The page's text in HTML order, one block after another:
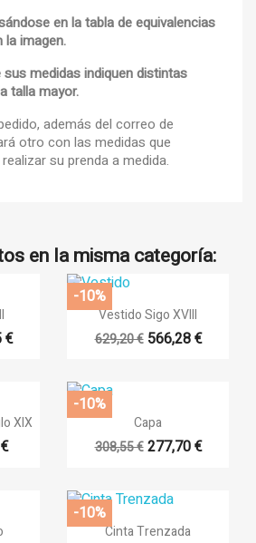
en la tabla de equivalencias
la imagen.
sus medidas indiquen distintas
talla mayor.
además del correo de
otro con las medidas que
su prenda a medida.
en la misma categoría:
€
 Vista rápida
Vestido Sigo XVIII
629,20 € 566,28 €
-10%
XIX
 Vista rápida
Capa
308,55 € 277,70 €
-10%
 Vista rápida
Cinta Trenzada
-10%